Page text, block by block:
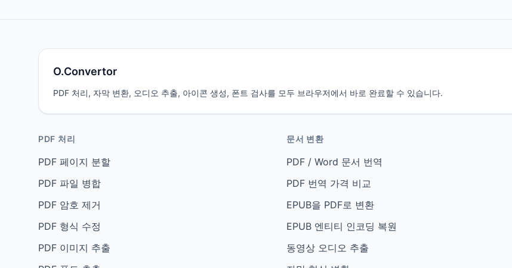
O.Convertor
PDF 처리, 자막 변환, 오디오 추출, 아이콘 생성, 폰트 검사를 모두 브라우저에서 바로 완료할 수 있습니다.
PDF 처리
PDF 페이지 분할
PDF 파일 병합
PDF 암호 제거
PDF 형식 수정
PDF 이미지 추출
문서 변환
PDF / Word 문서 번역
PDF 번역 가격 비교
EPUB을 PDF로 변환
EPUB 엔티티 인코딩 복원
동영상 오디오 추출